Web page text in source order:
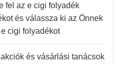
fel az e cigi folyadék
és válassza ki az Önnek
e cigi folyadékot
akciók és vásárlási tanácsok